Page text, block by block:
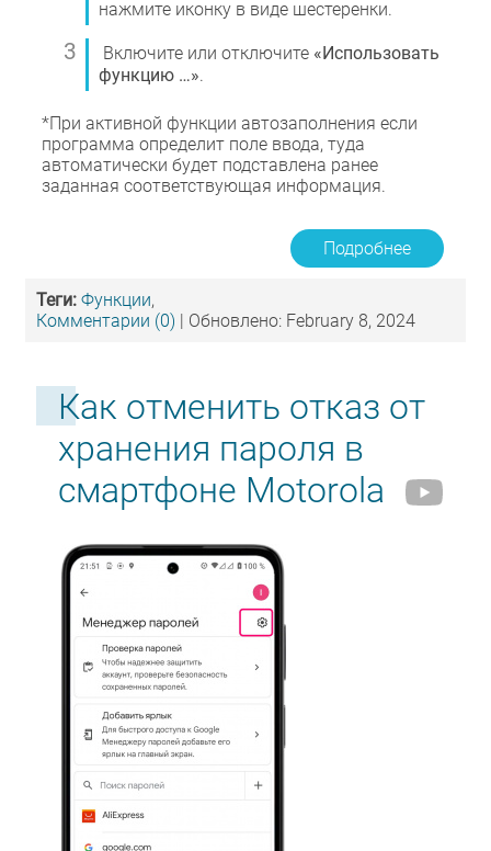
нажмите иконку в виде шестеренки.
Включите или отключите «Использовать
функцию …».
*При активной функции автозаполнения если
программа определит поле ввода, туда
автоматически будет подставлена ранее
заданная соответствующая информация.
Подробнее
Теги: Функции,
Комментарии (0) | Обновлено: February 8, 2024
Как отменить отказ от
хранения пароля в
смартфоне Motorola